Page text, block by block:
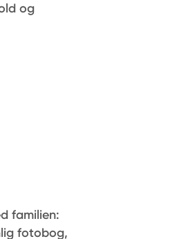
og
familien:
fotobog,